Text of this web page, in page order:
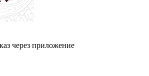
через приложение